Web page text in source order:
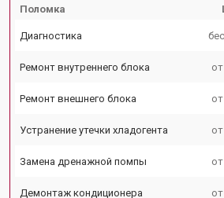
Поломка
Диагностика
Ремонт внутреннего блока
Ремонт внешнего блока
Устранение утечки хладогента
Замена дренажной помпы
Демонтаж кондиционера